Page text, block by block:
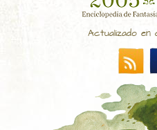
Actualizado